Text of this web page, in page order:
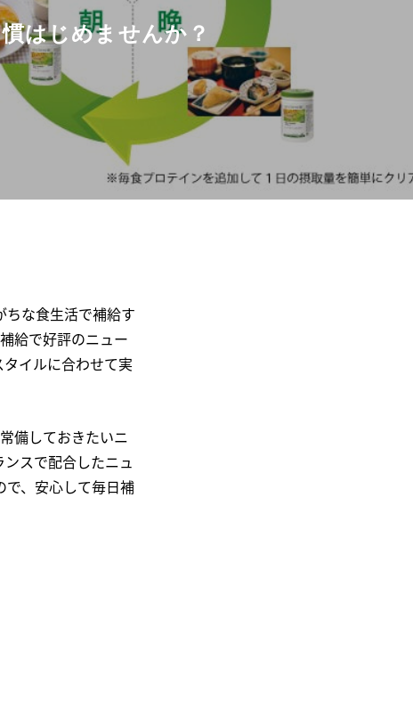
はじめませんか？
ちな食生活で補給す
給で好評のニュー
イルに合わせて実
備しておきたいニ
スで配合したニュ
で、安心して毎日補